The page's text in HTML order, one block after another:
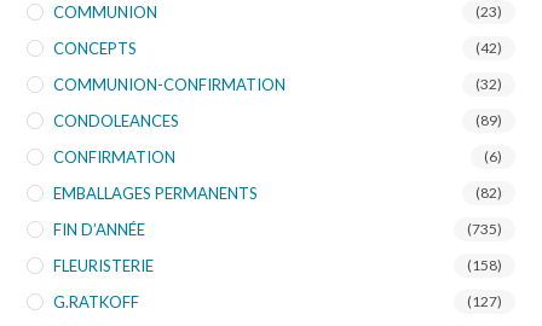
COMMUNION (23)
CONCEPTS (42)
COMMUNION-CONFIRMATION (32)
CONDOLEANCES (89)
CONFIRMATION (6)
EMBALLAGES PERMANENTS (82)
FIN D’ANNÉE (735)
FLEURISTERIE (158)
G.RATKOFF (127)